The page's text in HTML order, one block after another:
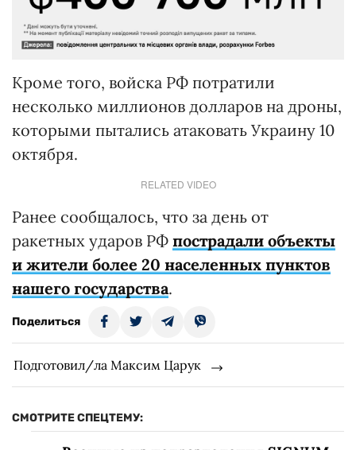
Кроме того, войска РФ потратили
несколько миллионов долларов на дроны,
которыми пытались атаковать Украину 10
октября.
RELATED VIDEO
Ранее сообщалось, что за день от
ракетных ударов РФ пострадали объекты
и жители более 20 населенных пунктов
нашего государства.
Поделиться
Подготовил/ла Максим Царук
СМОТРИТЕ СПЕЦТЕМУ: